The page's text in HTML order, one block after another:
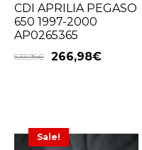
CDI APRILIA PEGASO
650 1997-2000
AP0265365
533,95€ 266,98€
Sale!